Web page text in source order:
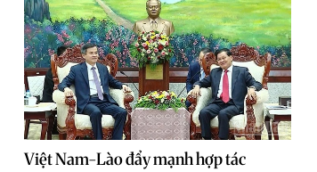
Việt Nam-Lào đẩy mạnh hợp tác